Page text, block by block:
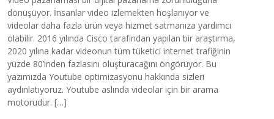
dönüşüyor. İnsanlar video izlemekten hoşlanıyor ve
videolar daha fazla ürün veya hizmet satmanıza yardımcı
olabilir. 2016 yılında Cisco tarafından yapılan bir araştırma,
2020 yılına kadar videonun tüm tüketici internet trafiğinin
yüzde 80’inden fazlasını oluşturacağını öngörüyor. Bu
yazımızda Youtube optimizasyonu hakkında sizleri
aydınlatıyoruz. Youtube aslında videolar için bir arama
motorudur. […]